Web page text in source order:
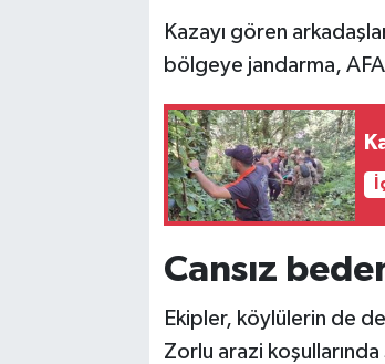
Kazayı gören
bölgeye jandarma,
Cansız
Ekipler, köylülerin de
Zorlu arazi